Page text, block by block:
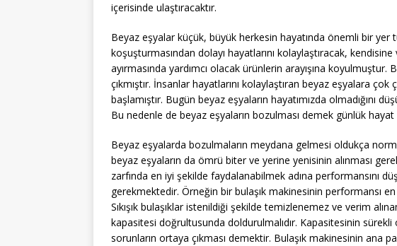
içerisinde ulaştıracaktır.
Beyaz eşyalar küçük, büyük herkesin hayatında önemli bir yer
koşuşturmasından dolayı hayatlarını kolaylaştıracak,
ayırmasında yardımcı olacak ürünlerin arayışına
çıkmıştır. İnsanlar hayatlarını kolaylaştıran beyaz eşyalara
başlamıştır. Bugün beyaz eşyaların hayatımızda olmadığını
Bu nedenle de beyaz eşyaların bozulması demek günlük
Beyaz eşyalarda bozulmaların meydana gelmesi oldukça
beyaz eşyaların da ömrü biter ve yerine yenisinin alınması
zarfında en iyi şekilde faydalanabilmek adına performansını
gerekmektedir. Örneğin bir bulaşık makinesinin performansı
Sıkışık bulaşıklar istenildiği şekilde temizlenemez ve verim
kapasitesi doğrultusunda doldurulmalıdır. Kapasitesinin sürekli
sorunların ortaya çıkması demektir. Bulaşık makinesinin ana